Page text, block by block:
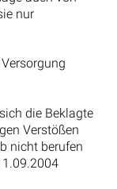
nur
die Beklagte
Verstößen
nicht berufen